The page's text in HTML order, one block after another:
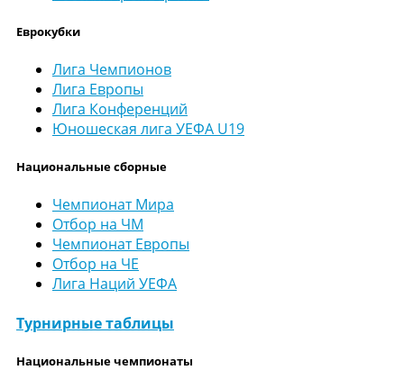
Еврокубки
Лига Чемпионов
Лига Европы
Лига Конференций
Юношеская лига УЕФА U19
Национальные сборные
Чемпионат Мира
Отбор на ЧМ
Чемпионат Европы
Отбор на ЧЕ
Лига Наций УЕФА
Турнирные таблицы
Национальные чемпионаты